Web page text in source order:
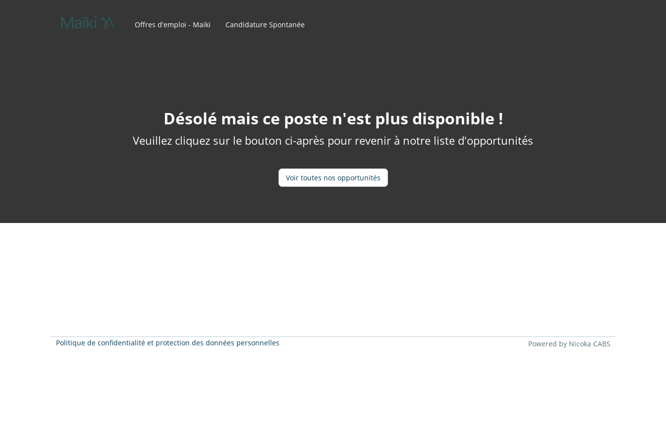
Offres d'emploi - Maïki Candidature Spontanée
Désolé mais ce poste n'est plus disponible !
Veuillez cliquez sur le bouton ci-après pour revenir à notre liste d'opportunités
Voir toutes nos opportunités
Politique de confidentialité et protection des données personnelles Powered by Nicoka CABS